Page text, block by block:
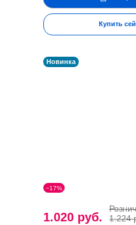
В случае обострения.
Применение живицы на
несколько дней до
Купить
Новинка
−17%
1.020 руб.
1.224